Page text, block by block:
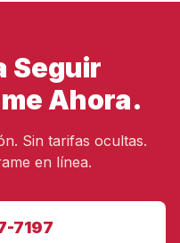
Seguir
Ahora.
Sin tarifas ocultas.
en línea.
7197